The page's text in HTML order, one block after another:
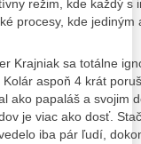
režim, kde každý s
procesy, kde jediným
Krajniak sa totálne
aspoň 4 krát
ako papaláš a svojim
je viac ako dosť.
iba pár ľudí,